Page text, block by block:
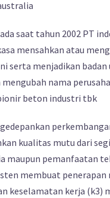
saat tahun 2002 PT
mensahkan atau
serta menjadikan badan
nama
beton industri tbk
kualitas mutu dari
maupun pemanfaatan
membuat penerapan
keselamatan kerja (k3)